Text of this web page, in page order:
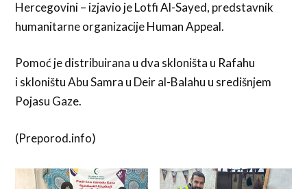
Hercegovini – izjavio je Lotfi Al-Sayed, predstavnik
humanitarne organizacije Human Appeal.
Pomoć je distribuirana u dva skloništa u Rafahu
i skloništu Abu Samra u Deir al-Balahu u središnjem
Pojasu Gaze.
(Preporod.info)